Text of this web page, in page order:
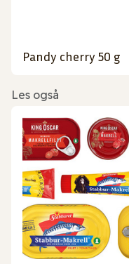
Pandy cherry 50 g
Les også